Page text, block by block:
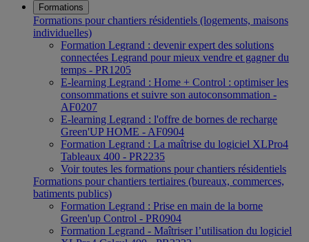
Formations
Formations pour chantiers résidentiels (logements, maisons
individuelles)
Formation Legrand : devenir expert des solutions
connectées Legrand pour mieux vendre et gagner du
temps - PR1205
E-learning Legrand : Home + Control : optimiser les
consommations et suivre son autoconsommation -
AF0207
E-learning Legrand : l'offre de bornes de recharge
Green'UP HOME - AF0904
Formation Legrand : La maîtrise du logiciel XLPro4
Tableaux 400 - PR2235
Voir toutes les formations pour chantiers résidentiels
Formations pour chantiers tertiaires (bureaux, commerces,
batiments publics)
Formation Legrand : Prise en main de la borne
Green'up Control - PR0904
Formation Legrand - Maîtriser l’utilisation du logiciel